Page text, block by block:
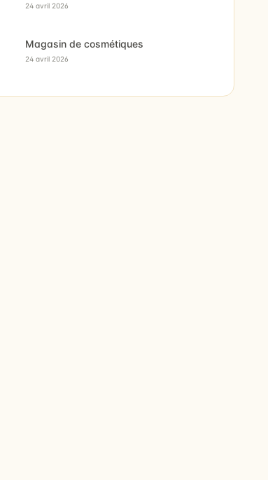
24 avril 2026
Magasin de cosmétiques
24 avril 2026